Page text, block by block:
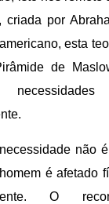
criada por
esta
de
não
é afetado
O